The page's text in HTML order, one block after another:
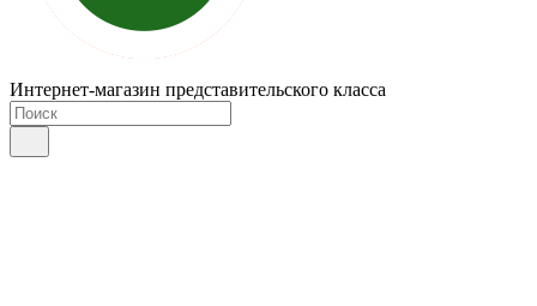
Интернет-магазин представительского класса